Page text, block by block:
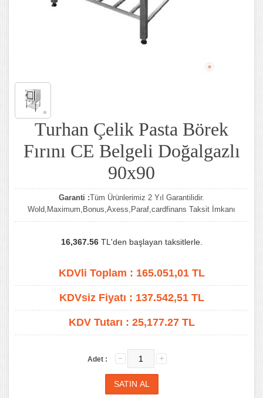
Turhan Çelik Pasta Börek
Fırını CE Belgeli Doğalgazlı
90x90
Garanti :Tüm Ürünlerimiz 2 Yıl Garantilidir.
Wold,Maximum,Bonus,Axess,Paraf,cardfinans Taksit İmkanı
16,367.56TL'den başlayan taksitlerle.
KDVli Toplam : 165.051,01TL
KDVsiz Fiyatı : 137.542,51TL
KDV Tutarı : 25,177.27 TL
Adet :